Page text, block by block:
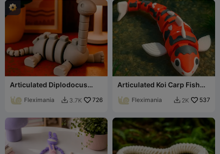
Articulated Diplodocus
Fleximania  3.7K 726
Articulated Koi Carp Fish
Fleximania  2K 537